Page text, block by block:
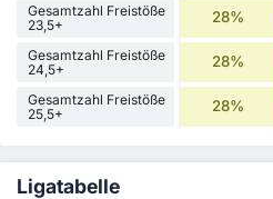
Gesamtzahl Freistöße
23,5+
28%
Gesamtzahl Freistöße
24,5+
28%
Gesamtzahl Freistöße
25,5+
28%
Ligatabelle